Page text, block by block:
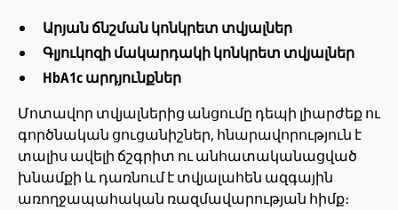
Արյան ճնշման կոնկրետ տվյալներ
Գլյուկոզի մակարդակի կոնկրետ տվյալներ
HbA1c արդյունքներ
Մոտավոր տվյալներից անցումը դեպի լիարժեք ու
գործնական ցուցանիշներ, հնարավորություն է
տալիս ավելի ճշգրիտ ու անհատականացված
խնամքի և դառնում է տվյալահեն ազգային
առողջապահական ռազմավարության հիմք։